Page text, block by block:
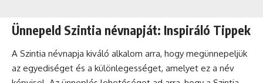
Ünnepeld Szintia névnapját: Inspiráló Tippek
A Szintia névnapja kiváló alkalom arra, hogy megünnepeljük
az egyediséget és a különlegességet, amelyet ez a név